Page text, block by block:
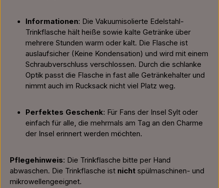
Informationen: Die Vakuumisolierte Edelstahl-
Trinkflasche hält heiße sowie kalte Getränke über
mehrere Stunden warm oder kalt. Die Flasche ist
auslaufsicher (Keine Kondensation) und wird mit einem
Schraubverschluss verschlossen. Durch die schlanke
Optik passt die Flasche in fast alle Getränkehalter und
nimmt auch im Rucksack nicht viel Platz weg.
Perfektes Geschenk: Für Fans der Insel Sylt oder
einfach für alle, die mehrmals am Tag an den Charme
der Insel erinnert werden möchten.
Pflegehinweis: Die Trinkflasche bitte per Hand
abwaschen. Die Trinkflasche ist nicht spülmaschinen- und
mikrowellengeeignet.